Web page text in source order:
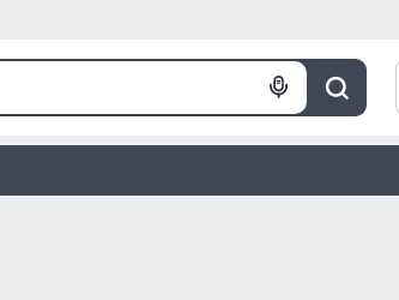
Поиск
Голосовой